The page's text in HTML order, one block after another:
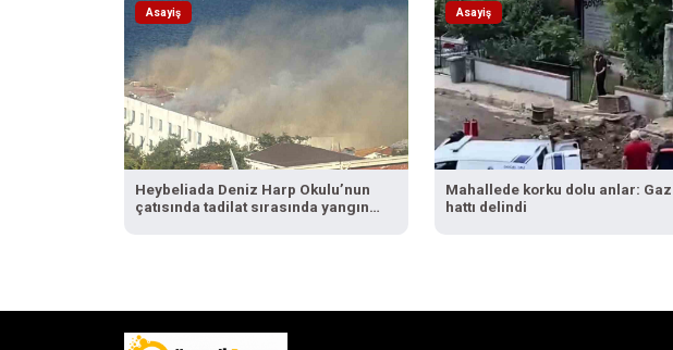
Asayiş
Heybeliada Deniz Harp Okulu’nun
çatısında tadilat sırasında yangın
Asayiş
Mahallede korku dolu anlar: Gaz
hattı delindi